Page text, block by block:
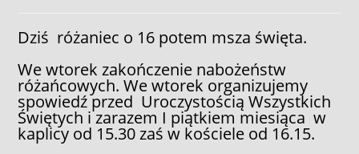
Dziś różaniec o 16 potem msza święta.
We wtorek zakończenie nabożeństw
różańcowych. We wtorek organizujemy
spowiedź przed Uroczystością Wszystkich
Świętych i zarazem I piątkiem miesiąca w
kaplicy od 15.30 zaś w kościele od 16.15.